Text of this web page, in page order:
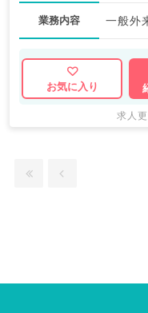
業務内容 一般外
お気に入り
求人